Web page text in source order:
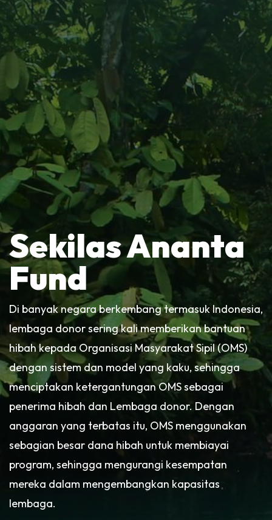
Sekilas Ananta
Fund
Di banyak negara berkembang termasuk Indonesia,
lembaga donor sering kali memberikan bantuan
hibah kepada Organisasi Masyarakat Sipil (OMS)
dengan sistem dan model yang kaku, sehingga
menciptakan ketergantungan OMS sebagai
penerima hibah dan Lembaga donor. Dengan
anggaran yang terbatas itu, OMS menggunakan
sebagian besar dana hibah untuk membiayai
program, sehingga mengurangi kesempatan
mereka dalam mengembangkan kapasitas
lembaga.